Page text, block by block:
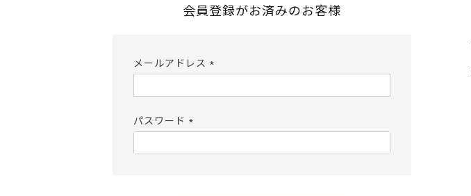
会員登録がお済みのお客様
メールアドレス
須)
パスワード
須)